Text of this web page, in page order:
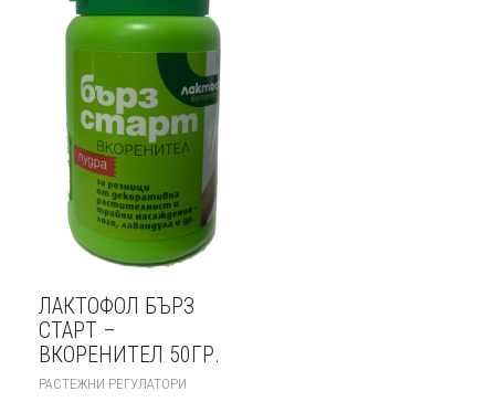
ЛАКТОФОЛ БЪРЗ
СТАРТ –
ВКОРЕНИТЕЛ 50ГР.
РАСТЕЖНИ РЕГУЛАТОРИ